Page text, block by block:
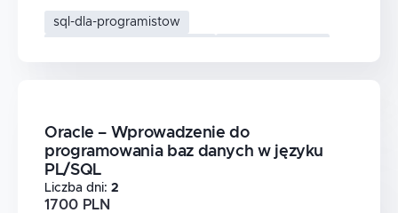
sql-dla-programistow
Oracle – Wprowadzenie do
programowania baz danych w języku
PL/SQL
Liczba dni: 2
1700 PLN